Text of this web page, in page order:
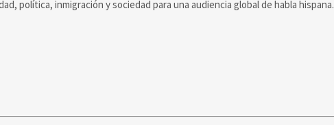
política, inmigración y sociedad para una audiencia global de habla hispana.